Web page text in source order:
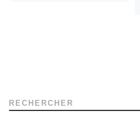
RECHERCHER